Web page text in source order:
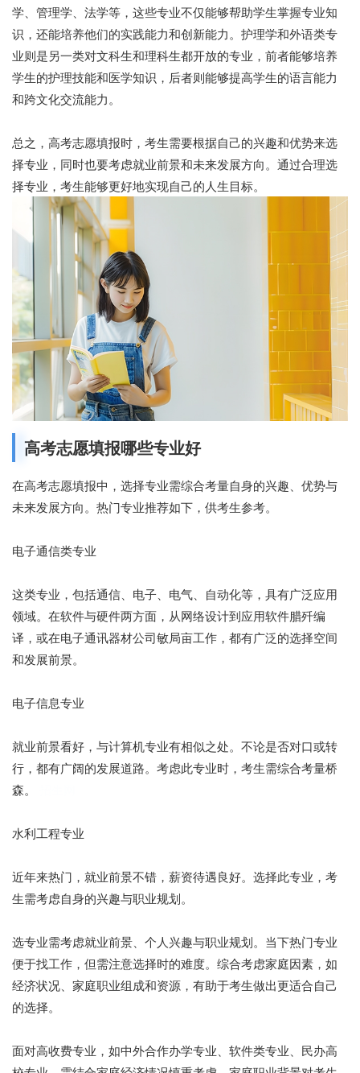
学、管理学、法学等，这些专业不仅能够帮助学生掌握专业知
识，还能培养他们的实践能力和创新能力。护理学和外语类专
业则是另一类对文科生和理科生都开放的专业，前者能够培养
学生的护理技能和医学知识，后者则能够提高学生的语言能力
和跨文化交流能力。
总之，高考志愿填报时，考生需要根据自己的兴趣和优势来选
择专业，同时也要考虑就业前景和未来发展方向。通过合理选
择专业，考生能够更好地实现自己的人生目标。
高考志愿填报哪些专业好
在高考志愿填报中，选择专业需综合考量自身的兴趣、优势与
未来发展方向。热门专业推荐如下，供考生参考。
电子通信类专业
这类专业，包括通信、电子、电气、自动化等，具有广泛应用
领域。在软件与硬件两方面，从网络设计到应用软件腊歼编
译，或在电子通讯器材公司敏局亩工作，都有广泛的选择空间
和发展前景。
电子信息专业
就业前景看好，与计算机专业有相似之处。不论是否对口或转
行，都有广阔的发展道路。考虑此专业时，考生需综合考量桥
森。
水利工程专业
近年来热门，就业前景不错，薪资待遇良好。选择此专业，考
生需考虑自身的兴趣与职业规划。
选专业需考虑就业前景、个人兴趣与职业规划。当下热门专业
便于找工作，但需注意选择时的难度。综合考虑家庭因素，如
经济状况、家庭职业组成和资源，有助于考生做出更适合自己
的选择。
面对高收费专业，如中外合作办学专业、软件类专业、民办高